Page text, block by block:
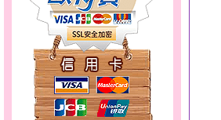
幸福洋溢～金銀鋼套鍊